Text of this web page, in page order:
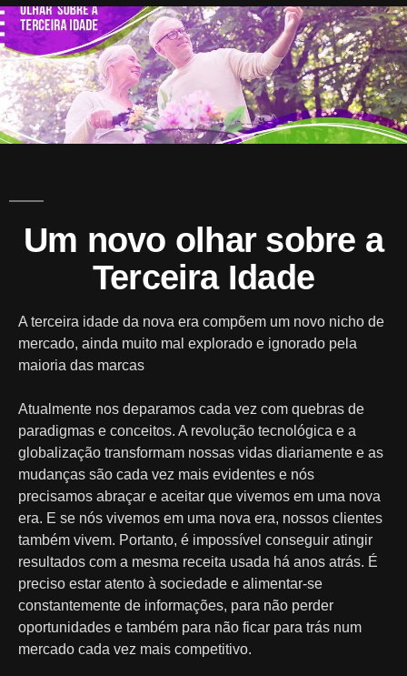
Um novo olhar sobre a
Terceira Idade
A terceira idade da nova era compõem um novo nicho de
mercado, ainda muito mal explorado e ignorado pela
maioria das marcas
Atualmente nos deparamos cada vez com quebras de
paradigmas e conceitos. A revolução tecnológica e a
globalização transformam nossas vidas diariamente e as
mudanças são cada vez mais evidentes e nós
precisamos abraçar e aceitar que vivemos em uma nova
era. E se nós vivemos em uma nova era, nossos clientes
também vivem. Portanto, é impossível conseguir atingir
resultados com a mesma receita usada há anos atrás. É
preciso estar atento à sociedade e alimentar-se
constantemente de informações, para não perder
oportunidades e também para não ficar para trás num
mercado cada vez mais competitivo.